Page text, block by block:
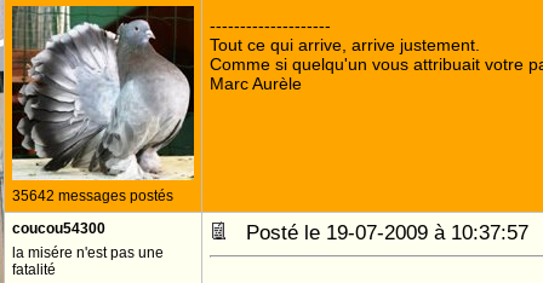
35642 messages postés
--------------------
Tout ce qui arrive, arrive justement.
Comme si quelqu'un vous attribuait votre
Marc Aurèle
coucou54300
la misére n'est pas une
fatalité
Posté le 19-07-2009 à